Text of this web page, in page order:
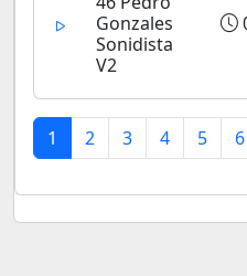
Gonzales
Sonidista
V2
1 2 3 4 5 6